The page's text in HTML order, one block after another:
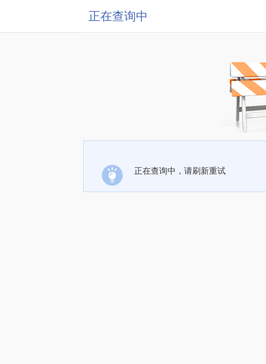
正在查询中
正在查询中，请刷新重试